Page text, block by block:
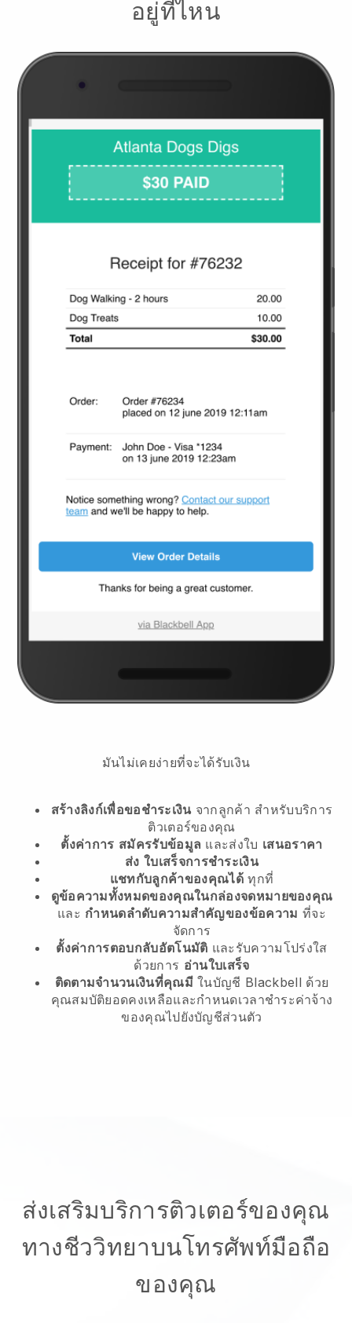
อยู่ที่ไหน
มันไม่เคยง่ายที่จะได้รับเงิน
สร้างลิงก์เพื่อขอชำระเงินจากลูกค้า สำหรับบริการ
ติวเตอร์ของคุณ
ตั้งค่าการ สมัครรับข้อมูล และส่งใบ เสนอราคา
ส่ง ใบเสร็จการชำระเงิน
แชทกับลูกค้าของคุณได้ทุกที่
ดูข้อความทั้งหมดของคุณในกล่องจดหมายของคุณ
และ กำหนดลำดับความสำคัญของข้อความ ที่จะ
จัดการ
ตั้งค่าการตอบกลับอัตโนมัติ และรับความโปร่งใส
ด้วยการ อ่านใบเสร็จ
ติดตามจำนวนเงินที่คุณมีในบัญชี Blackbell ด้วย
คุณสมบัติยอดคงเหลือและกำหนดเวลาชำระค่าจ้าง
ของคุณไปยังบัญชีส่วนตัว
ส่งเสริมบริการติวเตอร์ของคุณ
ทางชีววิทยาบนโทรศัพท์มือถือ
ของคุณ